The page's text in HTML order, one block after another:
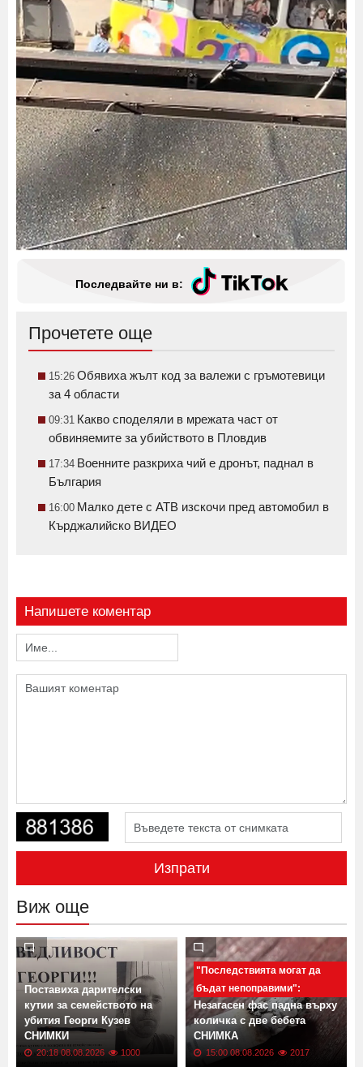
Последвайте ни в:
Прочетете още
15:26 Обявиха жълт код за валежи с гръмотевици
за 4 области
09:31 Какво споделяли в мрежата част от
обвиняемите за убийството в Пловдив
17:34 Военните разкриха чий е дронът, паднал в
България
16:00 Малко дете с АТВ изскочи пред автомобил в
Кърджалийско ВИДЕО
Напишете коментар
Изпрати
Виж още
Поставиха дарителски
кутии за семейството на
убития Георги Кузев
СНИМКИ
20:18 08.08.2026 1000
"Последствията могат да
бъдат непоправими":
Незагасен фас падна върху
количка с две бебета
СНИМКА
15:00 08.08.2026 2017